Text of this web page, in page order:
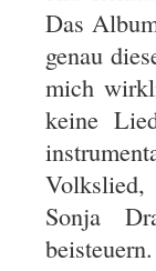
Das
genau
mich
keine
Sonja
beisteuern.